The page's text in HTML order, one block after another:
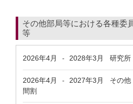
その他部局等における各種委
等
2026年4月 - 2028年3月 研究所
2026年4月 - 2027年3月
その他
間割